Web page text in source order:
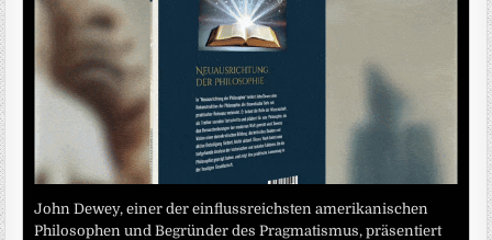
John Dewey, einer der einflussreichsten amerikanischen
Philosophen und Begründer des Pragmatismus, präsentiert